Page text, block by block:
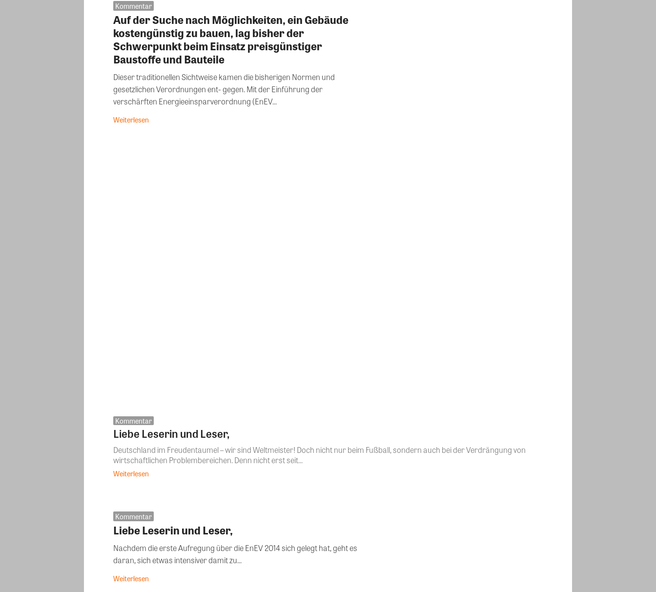
Kommentar
Auf der Suche nach Möglichkeiten, ein Gebäude
kostengünstig zu bauen, lag bisher der
Schwerpunkt beim Einsatz preisgünstiger
Baustoffe und Bauteile
Dieser traditionellen Sichtweise kamen die bisherigen Normen und
gesetzlichen Verordnungen ent- gegen. Mit der Einführung der
verschärften Energieeinsparverordnung (EnEV...
Weiterlesen
Kommentar
Liebe Leserin und Leser,
Deutschland im Freudentaumel – wir sind Weltmeister! Doch nicht nur beim Fußball, sondern auch bei der Verdrängung von
wirtschaftlichen Problembereichen. Denn nicht erst seit...
Weiterlesen
Kommentar
Liebe Leserin und Leser,
Nachdem die erste Aufregung über die EnEV 2014 sich gelegt hat, geht es
daran, sich etwas intensiver damit zu...
Weiterlesen